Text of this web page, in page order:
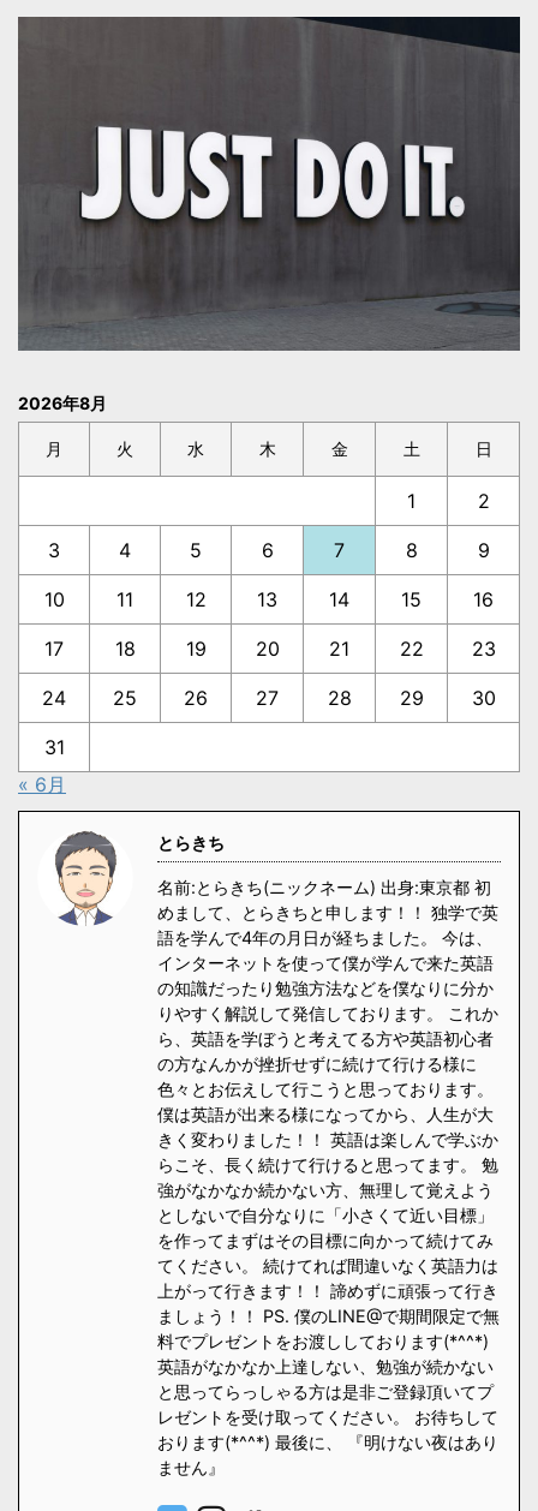
2026年8月
月 火 水 木 金 土 日
1 2
3 4 5 6 7 8 9
10 11 12 13 14 15 16
17 18 19 20 21 22 23
24 25 26 27 28 29 30
31
« 6月
とらきち
名前:とらきち(ニックネーム) 出身:東京都 初
めまして、とらきちと申します！！ 独学で英
語を学んで4年の月日が経ちました。 今は、
インターネットを使って僕が学んで来た英語
の知識だったり勉強方法などを僕なりに分か
りやすく解説して発信しております。 これか
ら、英語を学ぼうと考えてる方や英語初心者
の方なんかが挫折せずに続けて行ける様に
色々とお伝えして行こうと思っております。
僕は英語が出来る様になってから、人生が大
きく変わりました！！ 英語は楽しんで学ぶか
らこそ、長く続けて行けると思ってます。 勉
強がなかなか続かない方、無理して覚えよう
としないで自分なりに「小さくて近い目標」
を作ってまずはその目標に向かって続けてみ
てください。 続けてれば間違いなく英語力は
上がって行きます！！ 諦めずに頑張って行き
ましょう！！ PS. 僕のLINE@で期間限定で無
料でプレゼントをお渡ししております(*^^*)
英語がなかなか上達しない、勉強が続かない
と思ってらっしゃる方は是非ご登録頂いてプ
レゼントを受け取ってください。 お待ちして
おります(*^^*) 最後に、 『明けない夜はあり
ません』